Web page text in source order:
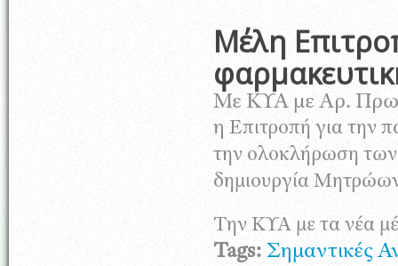
Μέλη
Με ΚΥΑ με Αρ.
η Επιτροπή για την
την ολοκλήρωση των
δημιουργία
Την ΚΥΑ με τα νέα
Tags: Σημαντικές